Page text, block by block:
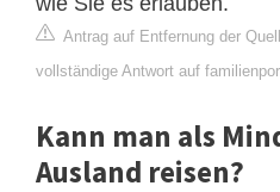
Antrag auf Entfernung der
vollständige Antwort auf
Kann man als
Ausland reisen?